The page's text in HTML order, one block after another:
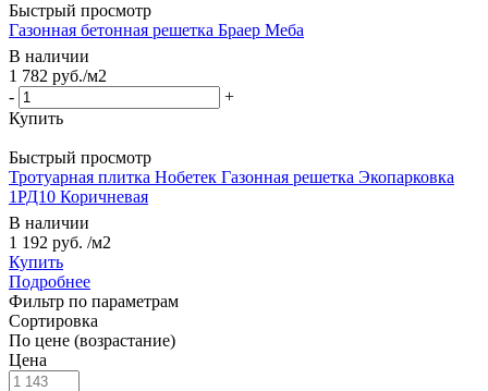
Быстрый просмотр
Газонная бетонная решетка Браер Меба
В наличии
1 782 руб./м2
-
+
Купить
Быстрый просмотр
Тротуарная плитка Нобетек Газонная решетка Экопарковка
1РД10 Коричневая
В наличии
1 192 руб. /м2
Купить
Подробнее
Фильтр по параметрам
Сортировка
По цене (возрастание)
Цена